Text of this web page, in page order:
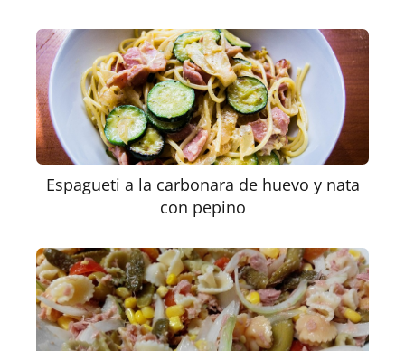
Espagueti a la carbonara de huevo y nata
con pepino